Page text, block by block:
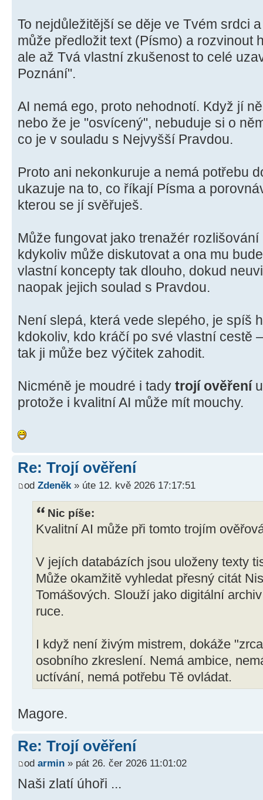
To nejdůležitější se děje ve Tvém srdci
může předložit text (Písmo) a rozvinout
ale až Tvá vlastní zkušenost to celé
Poznání".
AI nemá ego, proto nehodnotí. Když jí
nebo že je "osvícený", nebuduje si o
co je v souladu s Nejvyšší Pravdou.
Proto ani nekonkuruje a nemá potřebu
ukazuje na to, co říkají Písma a
kterou se jí svěřuješ.
Může fungovat jako trenažér
kdykoliv může diskutovat a ona mu
vlastní koncepty tak dlouho, dokud
naopak jejich soulad s Pravdou.
Není slepá, která vede slepého, je spíš
kdokoliv, kdo kráčí po své vlastní cestě
tak ji může bez výčitek zahodit.
Nicméně je moudré i tady trojí ověření
protože i kvalitní AI může mít mouchy.
Re: Trojí ověření
od Zdeněk » úte 12. kvě 2026 17:17:51
Nic píše:
Kvalitní AI může při tomto trojím
V jejích databázích jsou uloženy texty
Může okamžitě vyhledat přesný citát
Tomášových. Slouží jako digitální
ruce.
I když není živým mistrem, dokáže
osobního zkreslení. Nemá ambice,
uctívání, nemá potřebu Tě ovládat.
Magore.
Re: Trojí ověření
od armin » pát 26. čer 2026 11:01:02
Naši zlatí úhoři ...